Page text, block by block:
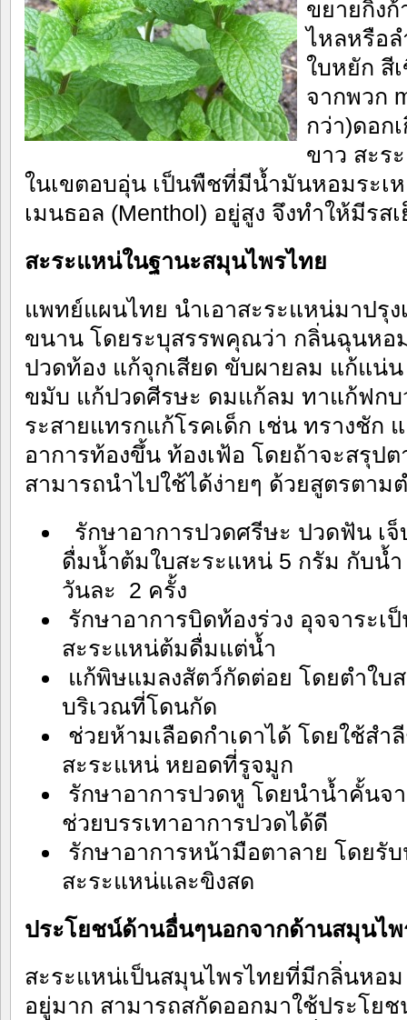
ขยายกิ่ง
ไหลหรือ
ใบหยัก สี
จากพวก
กว่า)ดอก
ขาว สะร
ในเขตอบอุ่น เป็นพืชที่มีน้ำมันหอมระเ
เมนธอล (Menthol) อยู่สูง จึงทำให้มีรส
สะระแหน่ในฐานะสมุนไพรไทย
แพทย์แผนไทย นำเอาสะระแหน่มาปรุ
ขนาน โดยระบุสรรพคุณว่า กลิ่นฉุนห
ปวดท้อง แก้จุกเสียด ขับผายลม แก้แน่
ขมับ แก้ปวดศีรษะ ดมแก้ลม ทาแก้ฟก
ระสายแทรกแก้โรคเด็ก เช่น ทรางชัก
อาการท้องขึ้น ท้องเฟ้อ โดยถ้าจะสรุป
สามารถนำไปใช้ได้ง่ายๆ ด้วยสูตรตาม
รักษาอาการปวดศรีษะ ปวดฟัน เ
ดื่มน้ำต้มใบสะระแหน่ 5 กรัม กับน้
วันละ 2 ครั้ง
รักษาอาการบิดท้องร่วง อุจจาระเ
สะระแหน่ต้มดื่มแต่น้ำ
แก้พิษแมลงสัตว์กัดต่อย โดยตำใบ
บริเวณที่โดนกัด
ช่วยห้ามเลือดกำเดาได้ โดยใช้ส
สะระแหน่ หยอดที่รูจมูก
รักษาอาการปวดหู โดยนำน้ำคั้นจ
ช่วยบรรเทาอาการปวดได้ดี
รักษาอาการหน้ามือตาลาย โดยรั
สะระแหน่และขิงสด
ประโยชน์ด้านอื่นๆนอกจากด้านสมุนไ
สะระแหน่เป็นสมุนไพรไทยที่มีกลิ่นหอ
อยู่มาก สามารถสกัดออกมาใช้ประโย